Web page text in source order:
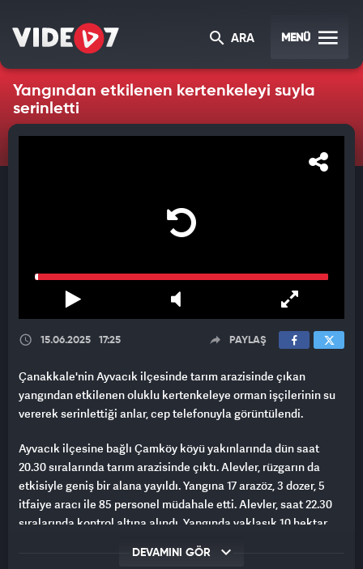
ARA MENÜ
Yangından etkilenen kertenkeleyi suyla
serinletti
15.06.2025 17:25 PAYLAŞ
Çanakkale'nin Ayvacık ilçesinde tarım arazisinde çıkan
yangından etkilenen oluklu kertenkeleye orman işçilerinin su
vererek serinlettiği anlar, cep telefonuyla görüntülendi.
Ayvacık ilçesine bağlı Çamköy köyü yakınlarında dün saat
20.30 sıralarında tarım arazisinde çıktı. Alevler, rüzgarın da
etkisiyle geniş bir alana yayıldı. Yangına 17 arazöz, 3 dozer, 5
itfaiye aracı ile 85 personel müdahale etti. Alevler, saat 22.30
sıralarında kontrol altına alındı. Yangında yaklaşık 10 hektar
devam eden ekipler, sabah saatlerinde yangından etkilenen
DEVAMINI GÖR